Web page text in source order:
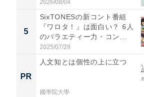
2026/08/04
5
SixTONESの新コント番組
『ワロタ！』は面白い？ 6人
のバラエティー力・コン...
2025/07/29
PR
人文知とは個性の上に立つ
國學院大學